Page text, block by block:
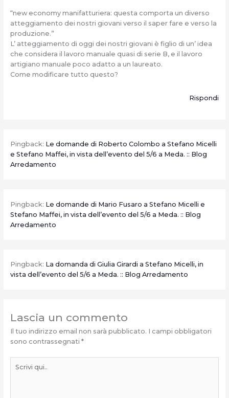
“new economy manifatturiera: questa comporta un diverso
atteggiamento dei nostri giovani verso il saper fare e verso la
produzione.”
L’ atteggiamento di oggi dei nostri giovani è figlio di un’ idea
che considera il lavoro manuale quasi di serie B, e il lavoro
artigiano manuale poco adatto a un laureato.
Come modificare tutto questo?
Rispondi
Pingback: Le domande di Roberto Colombo a Stefano Micelli
e Stefano Maffei, in vista dell’evento del 5/6 a Meda. :: Blog
Arredamento
Pingback: Le domande di Mario Fusaro a Stefano Micelli e
Stefano Maffei, in vista dell’evento del 5/6 a Meda. :: Blog
Arredamento
Pingback: La domanda di Giulia Girardi a Stefano Micelli, in
vista dell’evento del 5/6 a Meda. :: Blog Arredamento
Lascia un commento
Il tuo indirizzo email non sarà pubblicato. I campi obbligatori
sono contrassegnati *
qui..